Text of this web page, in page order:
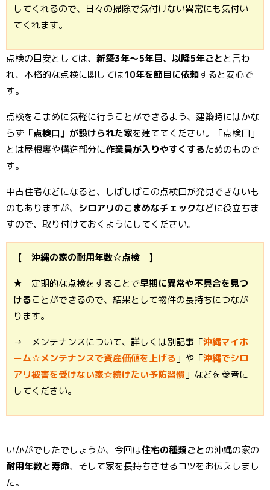
してくれるので、日々の掃除で気付けない異常にも気付い
てくれます。
点検の目安としては、 新築3年～5年目、以降5年ごとと言わ
れ、本格的な点検に関しては10年を節目に依頼すると安心で
す。
点検をこまめに気軽に行うことができるよう、建築時にはかな
らず 「点検口」が設けられた家を建ててください。「点検口」
とは屋根裏や構造部分に作業員が入りやすくするためのもので
す。
中古住宅などになると、しばしばこの点検口が発見できないも
のもありますが、 シロアリのこまめなチェックなどに役立ちま
すので、取り付けておくようにしてください。
【 沖縄の家の耐用年数☆点検 】
★ 定期的な点検をすることで早期に異常や不具合を見つ
けることができるので、結果として物件の長持ちにつなが
ります。
→ メンテナンスについて、詳しくは別記事「沖縄マイホ
ーム☆メンテナンスで資産価値を上げる 」や「沖縄でシロ
アリ被害を受けない家☆続けたい予防習慣 」などを参考に
してください。
いかがでしたでしょうか、今回は住宅の種類ごとの沖縄の家の
耐用年数と寿命、そして家を長持ちさせるコツをお伝えしまし
た。